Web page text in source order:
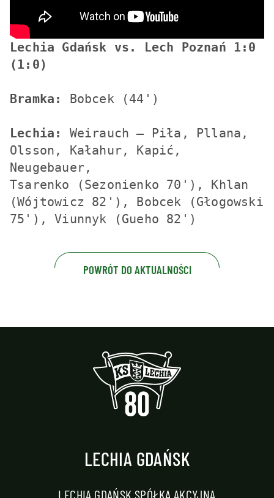
Lechia Gdańsk vs. Lech Poznań 1:0
(1:0)
Bramka: Bobcek (44')
Lechia:
Weirauch – Piła, Pllana,
Olsson, Kałahur, Kapić,
Neugebauer,
Tsarenko (Sezonienko 70'), Khlan
(Wójtowicz 82'), Bobcek (Głogowski
75'), Viunnyk (Gueho 82')
POWRÓT DO AKTUALNOŚCI
LECHIA GDAŃSK
LECHIA GDAŃSK SPÓŁKA AKCYJNA